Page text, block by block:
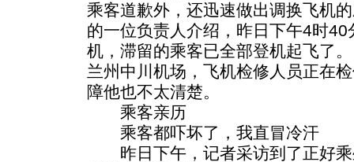
乘客道歉外，还迅速做出调换飞机
的一位负责人介绍，昨日下午4时
机，滞留的乘客已全部登机起飞了
兰州中川机场，飞机检修人员正在
障他也不太清楚。
乘客亲历
乘客都吓坏了，我直冒冷汗
昨日下午，记者采访到了正好乘